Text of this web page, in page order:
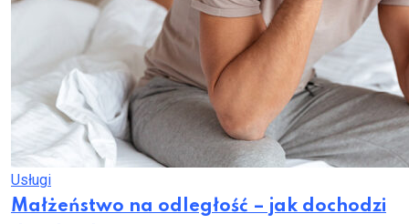
Usługi
Małżeństwo na odległość – jak dochodzi